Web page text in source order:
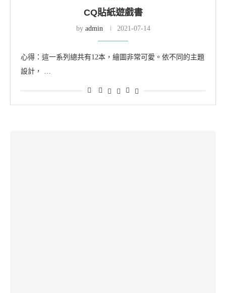
CQ貼紙遊戲書
by admin 2021-07-14
心得：這一系列總共有12本，繪圖非常可愛。依不同的主題
設計， …